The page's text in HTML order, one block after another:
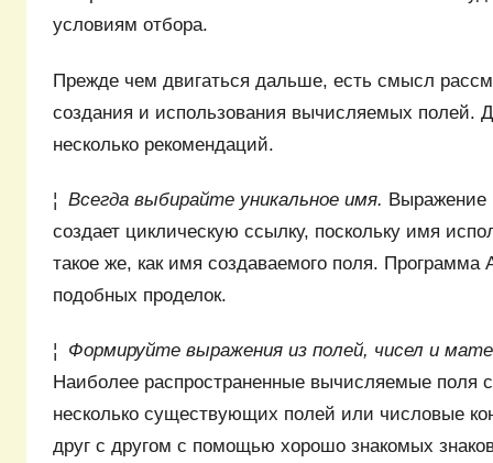
условиям отбора.
Прежде чем двигаться дальше, есть смысл
создания и использования вычисляемых полей.
несколько рекомендаций.
¦ Всегда выбирайте уникальное имя.
создает циклическую ссылку, поскольку имя
такое же, как имя создаваемого поля. Программа
подобных проделок.
¦ Формируйте выражения из полей, чисел и
Наиболее распространенные вычисляемые поля
несколько существующих полей или числовые
друг с другом с помощью хорошо знакомых